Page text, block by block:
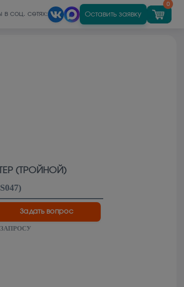
в соц. сетях: Оставить заявку
0
(ТРОЙНОЙ)
)
Задать вопрос